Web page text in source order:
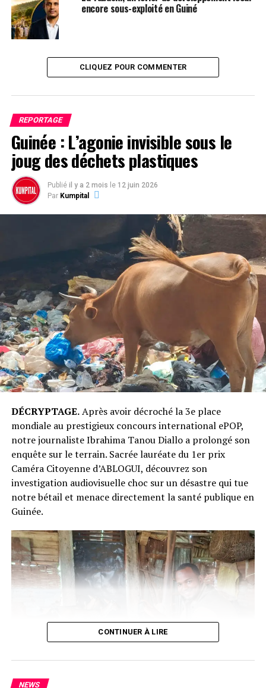
ETIQUETTES
MOHAMED BÉAVOGUI
Guinée : la fâcheuse aventure d’Ahmed Sissoko pour
obtenir sa nationalité Guinéenne
NE RATEZ PAS
Déguerpissement de Kaporo-Rails: le collectif des
victimes attire l’attention des nouvelles autorités
encore sous-exploité en Guiné
CLIQUEZ POUR COMMENTER
REPORTAGE
Guinée : L’agonie invisible sous le
joug des déchets plastiques
Publié il y a 2 mois le 12 juin 2026
Par Kumpital
DÉCRYPTAGE.Après avoir décroché la 3e place
mondiale au prestigieux concours international ePOP,
notre journaliste Ibrahima Tanou Diallo a prolongé son
enquête sur le terrain. Sacrée lauréate du 1er prix
Caméra Citoyenne d’ABLOGUI, découvrez son
investigation audiovisuelle choc sur un désastre qui tue
notre bétail et menace directement la santé publique en
Guinée.
CONTINUER À LIRE
NEWS